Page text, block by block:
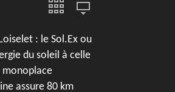
: le Sol.Ex ou
du soleil à celle
monoplace
assure 80 km